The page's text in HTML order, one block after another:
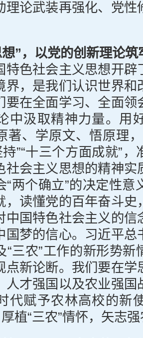
理论武装再强化、党性
”，以党的创新理论筑
特色社会主义思想开辟
界，是我们认识世界和
要在全面学习、全面领
中汲取精神力量。用
著、学原文、悟原理
持”“十三个方面成就”
社会主义思想的精神实
“两个确立”的决定性意
，读懂党的百年奋斗史
中国特色社会主义的信
国梦的信心。习近平总
“三农”工作的新形势新
点新论断。我们要在学
人才强国以及农业强国
代赋予农林高校的新
植“三农”情怀，矢志